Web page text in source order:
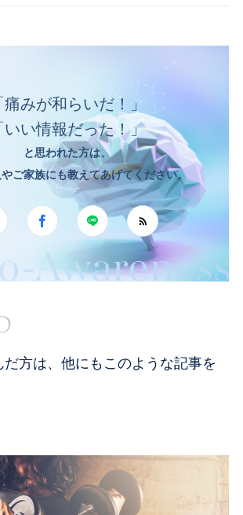
痛みが和らいだ！」
いい情報だった！」
と思われた方は、
ご家族にも教えてあげてください。
だ方は、他にもこのような記事を